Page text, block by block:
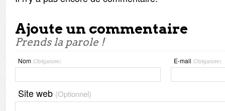
Ajoute un commentaire
Prends la parole !
Nom (Obligatoire) E-mail (Obligatoire)
Site web (Optionnel)